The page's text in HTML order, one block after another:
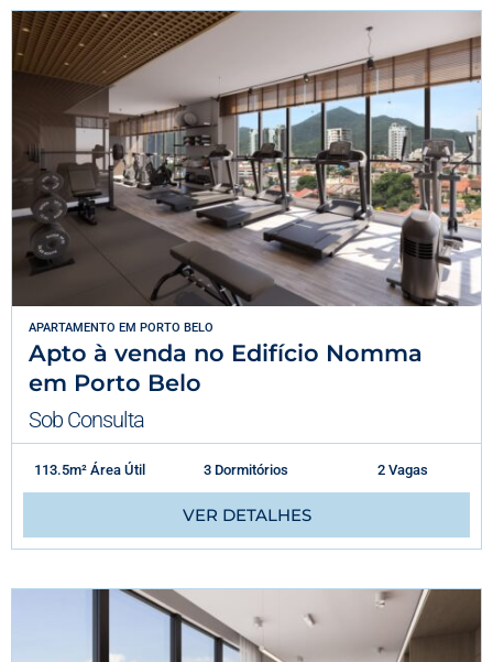
APARTAMENTO EM PORTO BELO
Apto à venda no Edifício Nomma
em Porto Belo
Sob Consulta
113.5m² Área Útil 3 Dormitórios 2 Vagas
VER DETALHES